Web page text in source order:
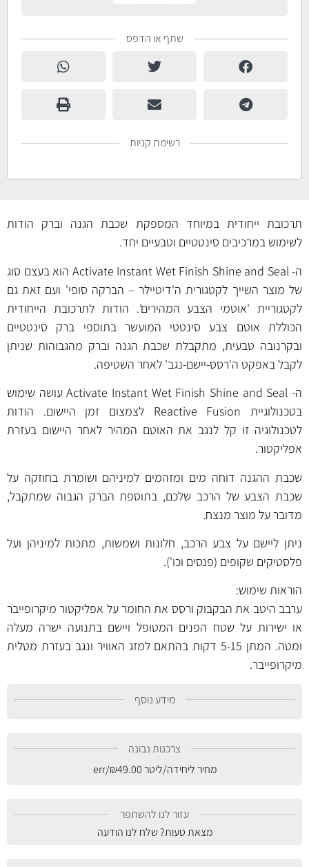
שתף או הדפס
רשימת קניות
תרכובת ייחודית במיוחד המספקת שכבת הגנה וברק הודות
לשימוש במרכיבים סינטטיים וטבעיים יחד.
ה- Activate Instant Wet Finish Shine and Seal הוא בעצם סוג
של מוצר השייך לקטגורית ה'דיטיילר – הברקה סופי' ועם זאת גם
לקטגוריית 'אוטמי הצבע המהירים'. הודות לתרכובת הייחודית
הכוללת אוטם צבע סינטטי המועשר בתוספי ברק סינטטיים
ובקרנובה טבעית, מתקבלת שכבת הגנה וברק מהגבוהות שניתן
לקבל באפקט ה'רסס-יישם-נגב' לאחר השטיפה.
ה- Activate Instant Wet Finish Shine and Seal עושה שימוש
בטכנולוגיית Reactive Fusion לצמצום זמן היישום. הודות
לטכנולוגיה זו קל לנגב את האוטם המהיר לאחר היישום בעזרת
אפליקטור.
שכבת ההגנה דוחה מים ומזהמים למיניהם ושומרת בחוזקה על
שכבת הצבע של הרכב שלכם, בתוספת הברק הגבוה שמתקבל,
מדובר על מוצר מנצח.
ניתן ליישם על צבע הרכב, חלונות ושמשות, מתכות למיניהן ועל
פלסטיקים שקופים (פנסים וכו').
הוראות שימוש:
ערבב היטב את הבקבוק ורסס את החומר על אפליקטור מיקרופייבר
או ישירות על שטח הפנים המטופל ויישם בתנועה ישרה מעלה
ומטה. המתן 5-15 דקות בהתאם למזג האוויר ונגב בעזרת מטלית
מיקרופייבר.
מידע נוסף
צרכנות נבונה
מחיר ליחידה/ליטר
₪49.00
/err
עזור לנו להשתפר
מצאת טעות? שלח לנו הודעה